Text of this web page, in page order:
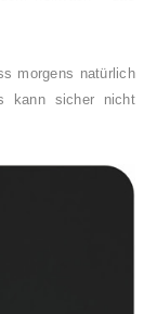
morgens natürlich
kann sicher nicht